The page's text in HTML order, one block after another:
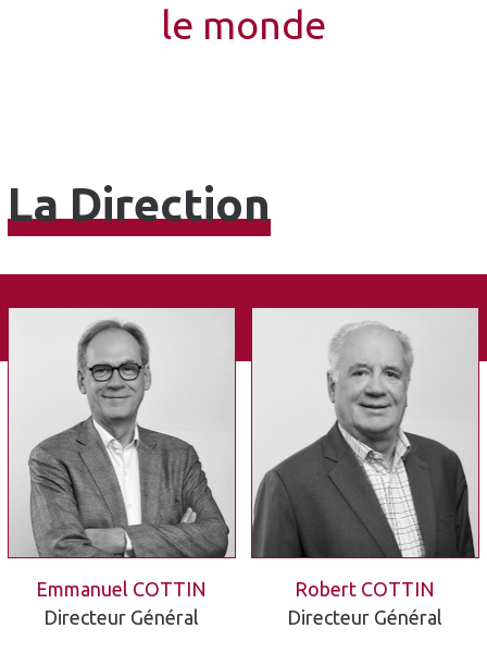
le monde
La Direction
Emmanuel COTTIN
Directeur Général
Robert COTTIN
Directeur Général